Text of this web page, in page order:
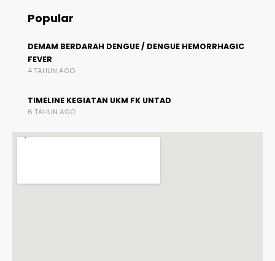
Popular
DEMAM BERDARAH DENGUE / DENGUE HEMORRHAGIC
FEVER
4 TAHUN AGO
TIMELINE KEGIATAN UKM FK UNTAD
6 TAHUN AGO